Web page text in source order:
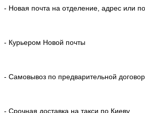
- Новая почта на отделение, адрес или
- Курьером Новой почты
- Самовывоз по предварительной
- Срочная доставка на такси по Киеву